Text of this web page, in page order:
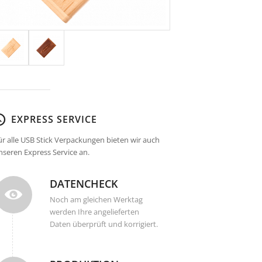
EXPRESS SERVICE
alle USB Stick Verpackungen bieten wir auch
Express Service an.
DATENCHECK
Noch am gleichen Werktag
werden Ihre angelieferten
Daten überprüft und korrigiert.